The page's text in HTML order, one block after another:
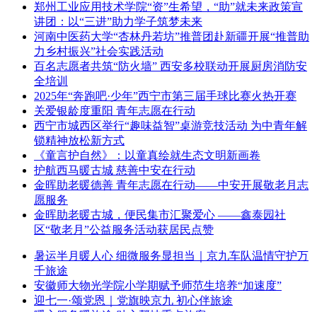
郑州工业应用技术学院“资”生希望，“助”就未来政策宣
讲团：以“三进”助力学子筑梦未来
河南中医药大学“杏林丹若坊”推普团赴新疆开展“推普助
力乡村振兴”社会实践活动
百名志愿者共筑“防火墙” 西安多校联动开展厨房消防安
全培训
2025年“奔跑吧·少年”西宁市第三届手球比赛火热开赛
关爱银龄度重阳 青年志愿在行动
西宁市城西区举行“趣味益智”桌游竞技活动 为中青年解
锁精神放松新方式
《童言护自然》：以童真绘就生态文明新画卷
护航西马暖古城 慈善中安在行动
金晖助老暖德善 青年志愿在行动——中安开展敬老月志
愿服务
金晖助老暖古城，便民集市汇聚爱心 ——鑫泰园社
区“敬老月”公益服务活动获居民点赞
暑运半月暖人心 细微服务显担当｜京九车队温情守护万
千旅途
安徽师大物光学院小学期赋予师范生培养“加速度”
迎七一·颂党恩｜党旗映京九 初心伴旅途